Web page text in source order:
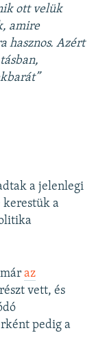
ott velük
amire
hasznos. Azért
a jelenlegi
kerestük a
az
vett, és
pedig a